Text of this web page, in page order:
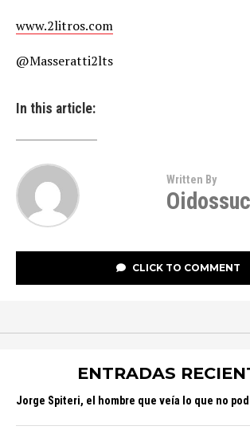
www.2litros.com
@Masseratti2lts
In this article:
Written By
CLICK TO COMMENT
ENTRADAS
Jorge Spiteri, el hombre que veía lo que no